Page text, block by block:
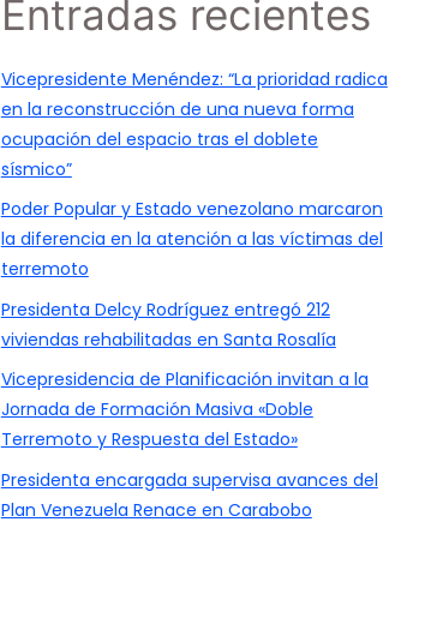
Entradas recientes
Vicepresidente Menéndez: “La prioridad radica
en la reconstrucción de una nueva forma
ocupación del espacio tras el doblete
sísmico”
Poder Popular y Estado venezolano marcaron
la diferencia en la atención a las víctimas del
terremoto
Presidenta Delcy Rodríguez entregó 212
viviendas rehabilitadas en Santa Rosalía
Vicepresidencia de Planificación invitan a la
Jornada de Formación Masiva «Doble
Terremoto y Respuesta del Estado»
Presidenta encargada supervisa avances del
Plan Venezuela Renace en Carabobo